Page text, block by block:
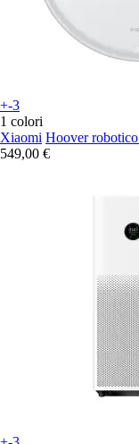
+-3
1 colori
Xiaomi Hoover
549,00 €